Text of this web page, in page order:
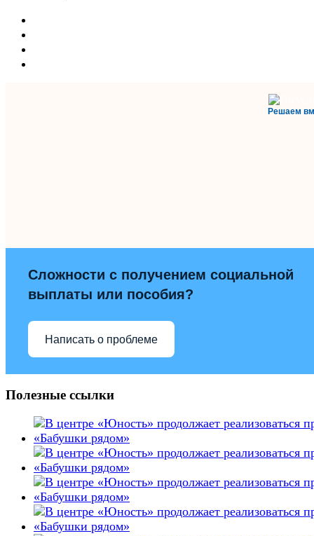
Решаем
Сложности с получением социальной
выплаты или пособия?
Написать о проблеме
Полезные ссылки